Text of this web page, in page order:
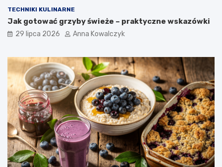
TECHNIKI KULINARNE
Jak gotować grzyby świeże – praktyczne wskazówki
29 lipca 2026 Anna Kowalczyk